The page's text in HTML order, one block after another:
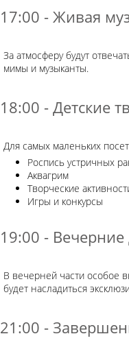
17:00 - Живая
За атмосферу будут
мимы и музыканты.
18:00 - Детские
Для самых маленьких
Роспись устричных
Аквагрим
Творческие
Игры и конкурсы
19:00 -
В вечерней части особое
будет насладиться
21:00 -